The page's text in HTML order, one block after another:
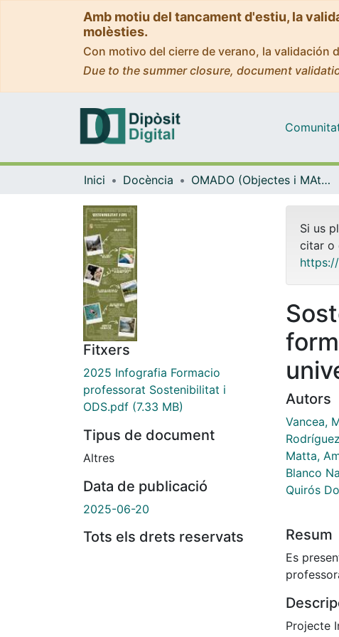
Amb motiu del tancament d'estiu, la
molèsties.
Con motivo del cierre de verano, la validación
Due to the summer closure, document
Inici Docència OMADO (Objectes i MAterials DOcents)
Fitxers
2025 Infografia Formacio
professorat Sostenibilitat i
ODS.pdf (7.33 MB)
Tipus de document
Altres
Data de publicació
2025-06-20
Tots els drets reservats
Si us
citar o
Autors
Vancea,
Matta,
Blanco
Quirós
Resum
Es
Projecte